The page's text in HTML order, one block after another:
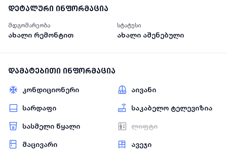
დეტალური ინფორმაცია
მდგომარეობა
ახალი რემონტით
სტატუსი
ახალი აშენებული
დამატებითი ინფორმაცია
კონდიციონერი აივანი
სარდაფი საკაბელო ტელევიზია
სასმელი წყალი ლიფტი
მაცივარი ავეჯი